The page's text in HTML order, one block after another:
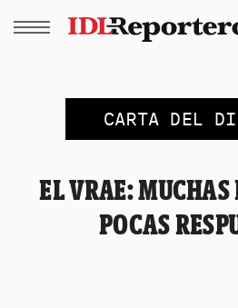
CARTA DEL
EL VRAE: MUCHAS
POCAS